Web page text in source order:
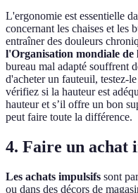
L'ergonomie est essentielle
concernant les chaises et les
entraîner des douleurs
l'Organisation mondiale de
bureau mal adapté souffrent
d'acheter un fauteuil, testez-
vérifiez si la hauteur est
hauteur et s’il offre un bon
peut faire toute la différence.
4. Faire un achat
Les achats impulsifs sont
ou dans des décors de